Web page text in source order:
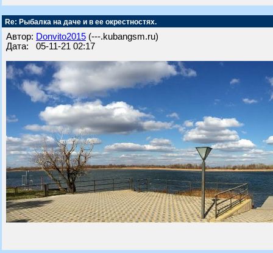
Re: Рыбалка на даче и в ее окрестностях.
Автор: Donvito2015 (---.kubangsm.ru)
Дата: 05-11-21 02:17